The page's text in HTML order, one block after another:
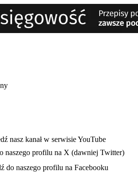
w nowej karcie
się w nowej karcie
nasz kanał w serwisie YouTube
karcie
naszego profilu na X (dawniej Twitter)
się w nowej karcie
do naszego profilu na Facebooku